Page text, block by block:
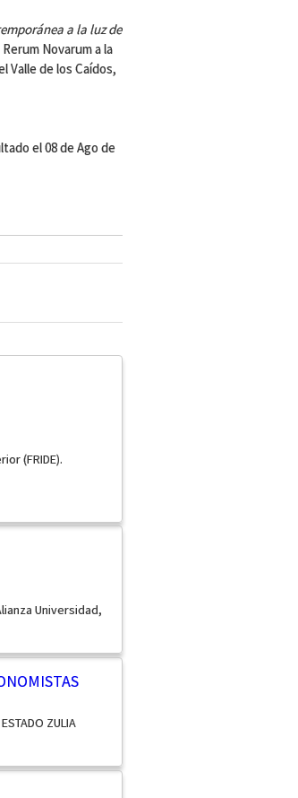
a la luz de
Novarum a la
Valle de los Caídos,
el 08 de Ago de
(FRIDE).
Universidad,
ZULIA